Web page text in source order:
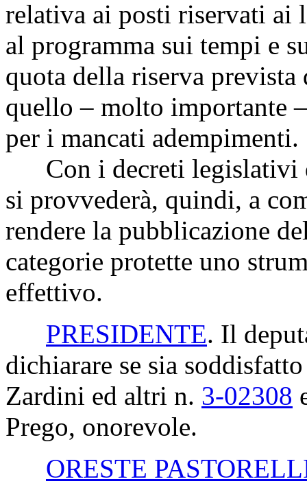
relativa ai posti riservati ai
al programma sui tempi e
quota della riserva
quello – molto importante
per i mancati adempimenti.
Con i decreti legislativi
si provvederà, quindi, a
rendere la pubblicazione
categorie protette uno
effettivo.
PRESIDENTE. Il
dichiarare se sia
Zardini ed altri n. 3-02308
Prego, onorevole.
ORESTE